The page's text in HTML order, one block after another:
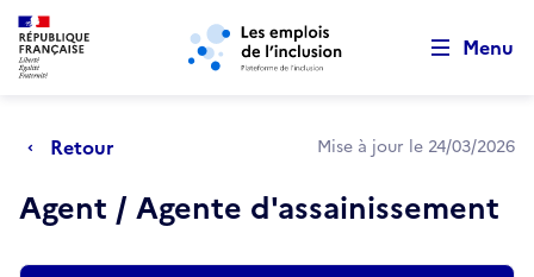
Aller au menu principal Aller au contenu principal
Menu
Retour Mise à jour le 24/03/2026
Agent / Agente d'assainissement
Retour au début de la page
Panneau de gestion des cookies